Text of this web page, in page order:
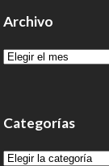
Archivo
Archivo
Categorías
Categorías